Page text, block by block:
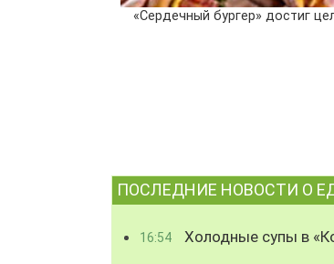
«Сердечный бургер» достиг
ПОСЛЕДНИЕ НОВОСТИ О
16:54 Холодные супы в